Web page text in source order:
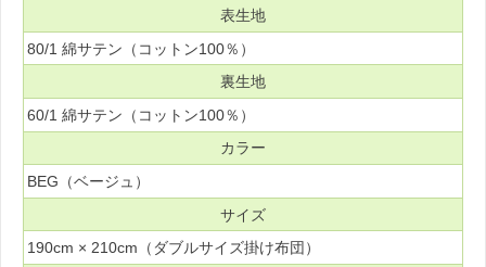
表生地
80/1 綿サテン（コットン100％）
裏生地
60/1 綿サテン（コットン100％）
カラー
BEG（ベージュ）
サイズ
190cm × 210cm（ダブルサイズ掛け布団）